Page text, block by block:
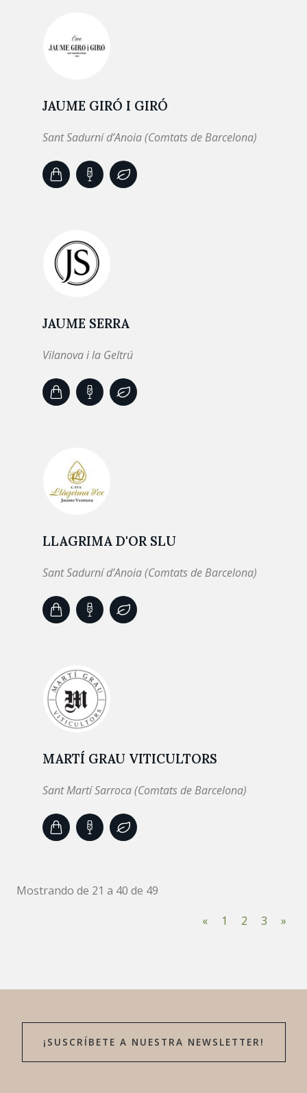
JAUME GIRÓ I GIRÓ
Sant Sadurní d’Anoia (Comtats de Barcelona)
JAUME SERRA
Vilanova i la Geltrú
LLAGRIMA D'OR SLU
Sant Sadurní d’Anoia (Comtats de Barcelona)
MARTÍ GRAU VITICULTORS
Sant Martí Sarroca (Comtats de Barcelona)
Mostrando de 21 a 40 de 49
«
1 2 3 »
¡SUSCRÍBETE A NUESTRA NEWSLETTER!